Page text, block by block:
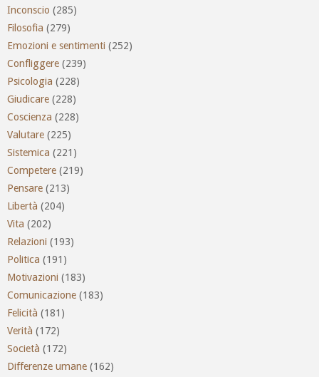
Inconscio (285)
Filosofia (279)
Emozioni e sentimenti (252)
Confliggere (239)
Psicologia (228)
Giudicare (228)
Coscienza (228)
Valutare (225)
Sistemica (221)
Competere (219)
Pensare (213)
Libertà (204)
Vita (202)
Relazioni (193)
Politica (191)
Motivazioni (183)
Comunicazione (183)
Felicità (181)
Verità (172)
Società (172)
Differenze umane (162)